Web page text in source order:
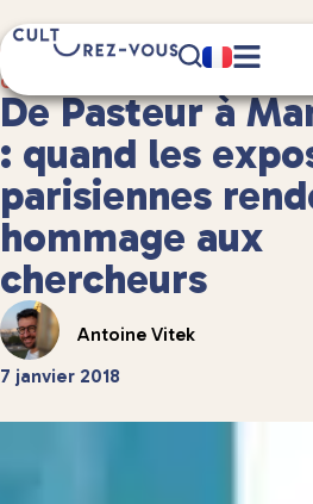
Culture
6 minute(s) de lecture
De Pasteur à
: quand les
parisiennes
hommage aux
chercheurs
Antoine Vitek
7 janvier 2018